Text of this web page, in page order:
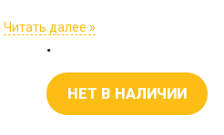
Вставка не выпадает, вы ее
стремени и вставляете на ее
выступает гранями, риск
очень мал. Наши консультанты
продемонстриуют вам процесс.
Читать далее »
.
НЕТ В НАЛИЧИИ